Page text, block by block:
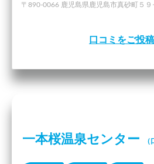
〒890-0066 鹿児島県鹿児島市真砂町５９
口コミをご投
一本桜温泉センター